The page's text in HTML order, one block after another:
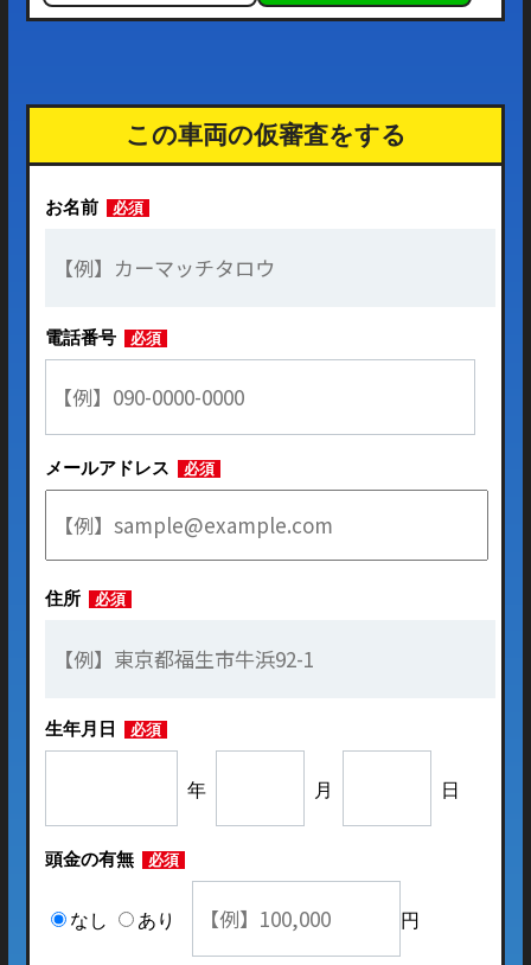
この車両の仮審査をする
お名前 必須
電話番号 必須
メールアドレス 必須
住所 必須
生年月日 必須
年 月 日
頭金の有無 必須
なし あり 円